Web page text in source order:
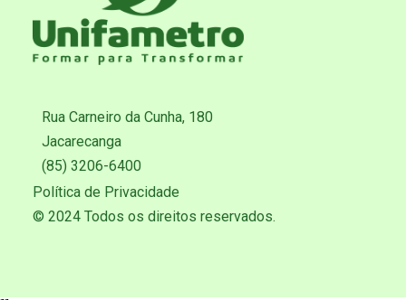
Rua Carneiro da Cunha, 180
Jacarecanga
(85) 3206-6400
Política de Privacidade
© 2024 Todos os direitos reservados.